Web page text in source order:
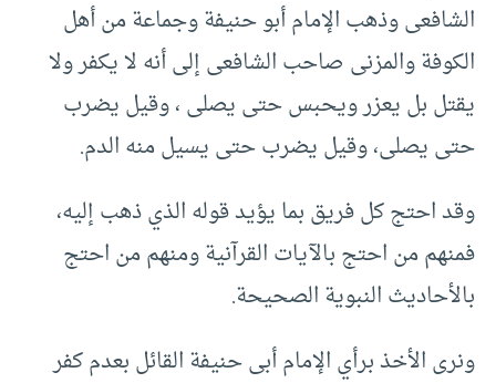
الشافعى وذهب الإمام أبو حنيفة وجماعة من أهل
الكوفة والمزنى صاحب الشافعى إلى أنه لا يكفر ولا
يقتل بل يعزر ويحبس حتى يصلى ، وقيل يضرب
حتى يصلى، وقيل يضرب حتى يسيل منه الدم.
وقد احتج كل فريق بما يؤيد قوله الذي ذهب إليه،
فمنهم من احتج بالآيات القرآنية ومنهم من احتج
بالأحاديث النبوية الصحيحة.
ونرى الأخذ برأي الإمام أبى حنيفة القائل بعدم كفر